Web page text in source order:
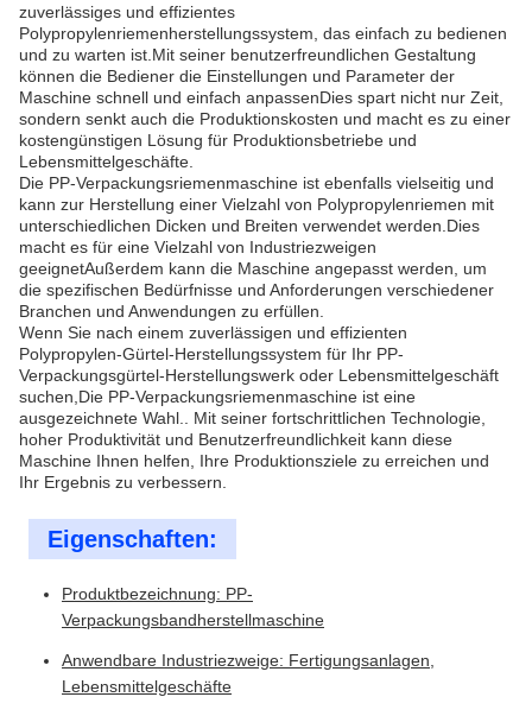
zuverlässiges und effizientes
Polypropylenriemenherstellungssystem, das einfach zu bedienen
und zu warten ist.Mit seiner benutzerfreundlichen Gestaltung
können die Bediener die Einstellungen und Parameter der
Maschine schnell und einfach anpassenDies spart nicht nur Zeit,
sondern senkt auch die Produktionskosten und macht es zu einer
kostengünstigen Lösung für Produktionsbetriebe und
Lebensmittelgeschäfte.
Die PP-Verpackungsriemenmaschine ist ebenfalls vielseitig und
kann zur Herstellung einer Vielzahl von Polypropylenriemen mit
unterschiedlichen Dicken und Breiten verwendet werden.Dies
macht es für eine Vielzahl von Industriezweigen
geeignetAußerdem kann die Maschine angepasst werden, um
die spezifischen Bedürfnisse und Anforderungen verschiedener
Branchen und Anwendungen zu erfüllen.
Wenn Sie nach einem zuverlässigen und effizienten
Polypropylen-Gürtel-Herstellungssystem für Ihr PP-
Verpackungsgürtel-Herstellungswerk oder Lebensmittelgeschäft
suchen,Die PP-Verpackungsriemenmaschine ist eine
ausgezeichnete Wahl.. Mit seiner fortschrittlichen Technologie,
hoher Produktivität und Benutzerfreundlichkeit kann diese
Maschine Ihnen helfen, Ihre Produktionsziele zu erreichen und
Ihr Ergebnis zu verbessern.
Eigenschaften:
Produktbezeichnung: PP-
Verpackungsbandherstellmaschine
Anwendbare Industriezweige: Fertigungsanlagen,
Lebensmittelgeschäfte